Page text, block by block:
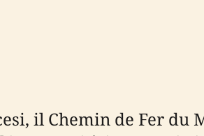
il Chemin de Fer du